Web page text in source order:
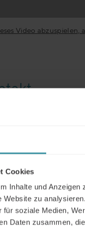
Cookies
Inhalte und
Website zu
für soziale Medien,
Daten zusammen,
Video
Rufen